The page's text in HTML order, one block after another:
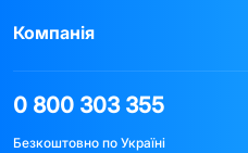
Компанія
0 800 303 355
Безкоштовно по Україні